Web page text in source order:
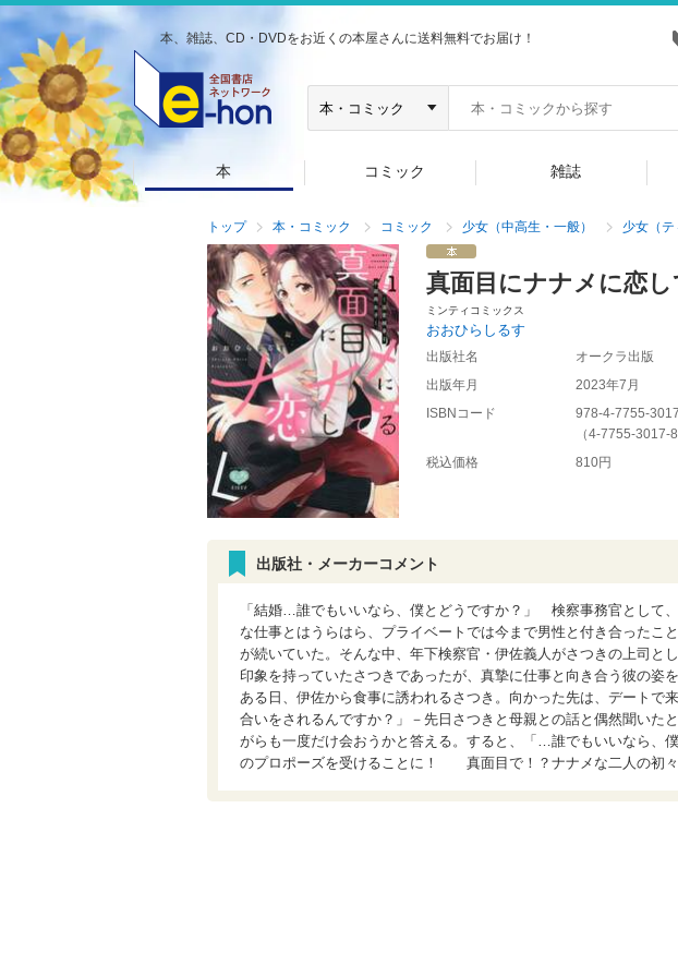
本、雑誌、CD・DVDをお近くの本屋さんに送料無料でお届け！
本 コミック 雑誌
トップ 本・コミック コミック 少女（中高生・一般） 少女（テ
真面目にナナメに恋
ミンティコミックス
おおひらしるす
出版社名
オークラ出版
出版年月
2023年7月
ISBNコード
978-4-7755-
（4-7755-3017-8
税込価格
810円
出版社・メーカーコメント
「結婚…誰でもいいなら、僕とどうですか？」 検察事務官として
な仕事とはうらはら、プライベートでは今まで男性と付き合ったこ
が続いていた。そんな中、年下検察官・伊佐義人がさつきの上司と
印象を持っていたさつきであったが、真摯に仕事と向き合う彼の
ある日、伊佐から食事に誘われるさつき。向かった先は、デート
合いをされるんですか？」－先日さつきと母親との話と偶然聞いた
がらも一度だけ会おうかと答える。すると、「…誰でもいいなら、
のプロポーズを受けることに！ 真面目で！？ナナメな二人の初々